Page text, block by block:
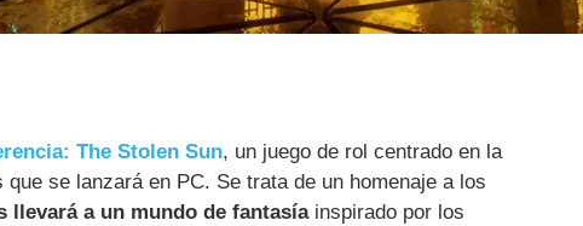
The Stolen Sun, un juego de rol centrado en la
se lanzará en PC. Se trata de un homenaje a los
llevará a un mundo de fantasíainspirado por los